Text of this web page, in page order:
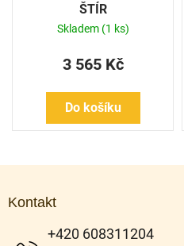
ŠTÍR
Skladem (1 ks)
3 565 Kč
Do košíku
Kontakt
+420 608311204